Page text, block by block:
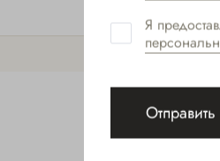
Я
Отправить